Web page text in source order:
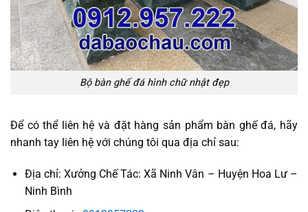
Bộ bàn ghế đá hình chữ nhật đẹp
Để có thể liên hệ và đặt hàng sản phẩm bàn ghế đá, hãy
nhanh tay liên hệ với chúng tôi qua địa chỉ sau:
Địa chỉ: Xưởng Chế Tác: Xã Ninh Vân – Huyện Hoa Lư –
Ninh Bình